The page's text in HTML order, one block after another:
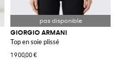
GIORGIO ARMANI
Top en soie plissé
1 900,00 €